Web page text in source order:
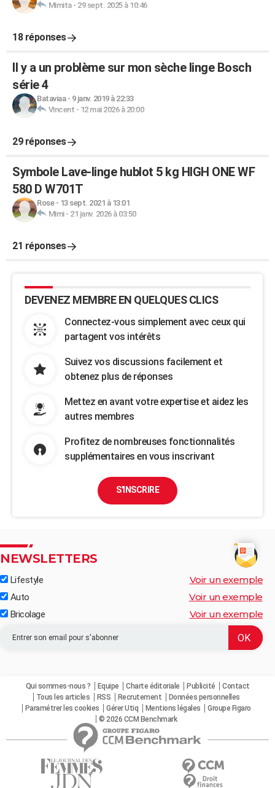
Mimita- 29 sept. 2025 à 10:46
18 réponses
Il y a un problème sur mon sèche linge Bosch
série 4
Bataviaa- 9 janv. 2019 à 22:33
Vincent - 12 mai 2026 à 20:00
29 réponses
Symbole Lave-linge hublot 5 kg HIGH ONE WF
580 D W701T
Rose- 13 sept. 2021 à 13:01
Mimi- 21 janv. 2026 à 03:50
21 réponses
DEVENEZ MEMBRE EN QUELQUES CLICS
Connectez-vous simplement avec ceux qui
partagent vos intérêts
Suivez vos discussions facilement et
obtenez plus de réponses
Mettez en avant votre expertise et aidez les
autres membres
Profitez de nombreuses fonctionnalités
supplémentaires en vous inscrivant
S'INSCRIRE
NEWSLETTERS
Lifestyle Voir un exemple
Auto Voir un exemple
Bricolage Voir un exemple
Qui sommes-nous ? Equipe Charte éditoriale Publicité
Contact
Tous les articles
RSS Recrutement
Données personnelles
Paramétrer les cookies
Gérer Utiq Mentions légales
Groupe Figaro
© 2026 CCM Benchmark